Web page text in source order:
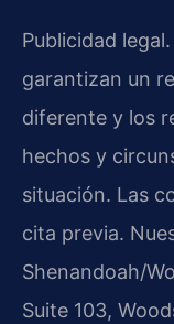
Publicidad
garantizan un
diferente y los
hechos y
situación. Las
cita previa.
Shenandoah/
Suite 103,